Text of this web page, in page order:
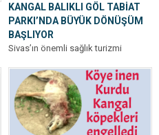
KANGAL BALIKLI GÖL TABİAT
PARKI’NDA BÜYÜK DÖNÜŞÜM
BAŞLIYOR
Sivas’ın önemli sağlık turizmi
Balıklı Göl Tabiat Parkı için kapsamlı
bir...